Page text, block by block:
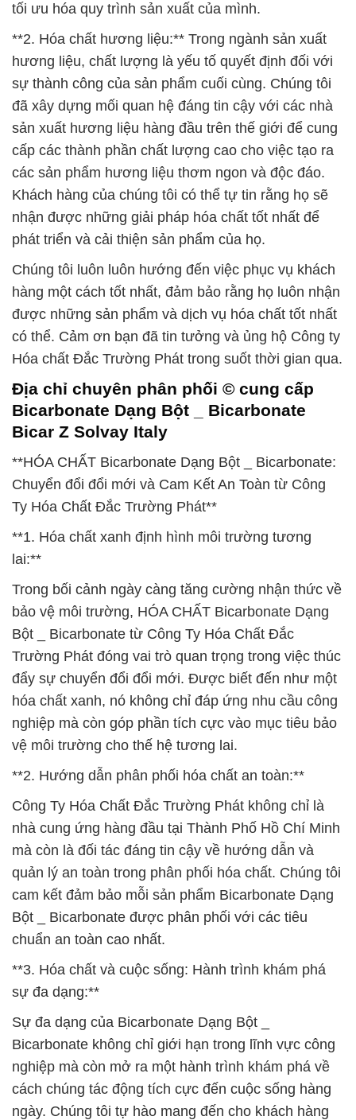
tối ưu hóa quy trình sản xuất của mình.
**2. Hóa chất hương liệu:** Trong ngành sản xuất
hương liệu, chất lượng là yếu tố quyết định đối với
sự thành công của sản phẩm cuối cùng. Chúng tôi
đã xây dựng mối quan hệ đáng tin cậy với các nhà
sản xuất hương liệu hàng đầu trên thế giới để cung
cấp các thành phần chất lượng cao cho việc tạo ra
các sản phẩm hương liệu thơm ngon và độc đáo.
Khách hàng của chúng tôi có thể tự tin rằng họ sẽ
nhận được những giải pháp hóa chất tốt nhất để
phát triển và cải thiện sản phẩm của họ.
Chúng tôi luôn luôn hướng đến việc phục vụ khách
hàng một cách tốt nhất, đảm bảo rằng họ luôn nhận
được những sản phẩm và dịch vụ hóa chất tốt nhất
có thể. Cảm ơn bạn đã tin tưởng và ủng hộ Công ty
Hóa chất Đắc Trường Phát trong suốt thời gian qua.
Địa chỉ chuyên phân phối © cung cấp
Bicarbonate Dạng Bột _ Bicarbonate
Bicar Z Solvay Italy
**HÓA CHẤT Bicarbonate Dạng Bột _ Bicarbonate:
Chuyển đổi đổi mới và Cam Kết An Toàn từ Công
Ty Hóa Chất Đắc Trường Phát**
**1. Hóa chất xanh định hình môi trường tương
lai:**
Trong bối cảnh ngày càng tăng cường nhận thức về
bảo vệ môi trường, HÓA CHẤT Bicarbonate Dạng
Bột _ Bicarbonate từ Công Ty Hóa Chất Đắc
Trường Phát đóng vai trò quan trọng trong việc thúc
đẩy sự chuyển đổi đổi mới. Được biết đến như một
hóa chất xanh, nó không chỉ đáp ứng nhu cầu công
nghiệp mà còn góp phần tích cực vào mục tiêu bảo
vệ môi trường cho thế hệ tương lai.
**2. Hướng dẫn phân phối hóa chất an toàn:**
Công Ty Hóa Chất Đắc Trường Phát không chỉ là
nhà cung ứng hàng đầu tại Thành Phố Hồ Chí Minh
mà còn là đối tác đáng tin cậy về hướng dẫn và
quản lý an toàn trong phân phối hóa chất. Chúng tôi
cam kết đảm bảo mỗi sản phẩm Bicarbonate Dạng
Bột _ Bicarbonate được phân phối với các tiêu
chuẩn an toàn cao nhất.
**3. Hóa chất và cuộc sống: Hành trình khám phá
sự đa dạng:**
Sự đa dạng của Bicarbonate Dạng Bột _
Bicarbonate không chỉ giới hạn trong lĩnh vực công
nghiệp mà còn mở ra một hành trình khám phá về
cách chúng tác động tích cực đến cuộc sống hàng
ngày. Chúng tôi tự hào mang đến cho khách hàng